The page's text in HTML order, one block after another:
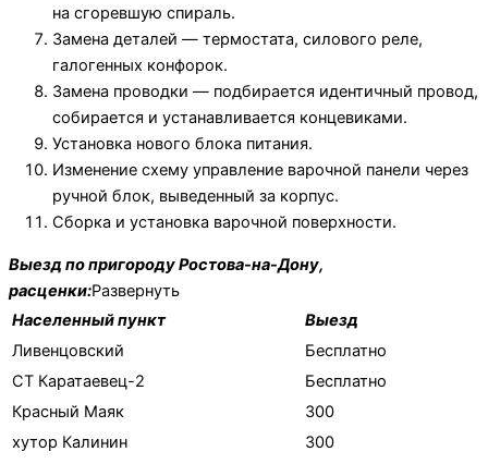
на сгоревшую спираль.
Замена деталей — термостата, силового реле,
галогенных конфорок.
Замена проводки — подбирается идентичный провод,
собирается и устанавливается концевиками.
Установка нового блока питания.
Изменение схему управление варочной панели через
ручной блок, выведенный за корпус.
Сборка и установка варочной поверхности.
Выезд по пригороду Ростова-на-Дону,
расценки:Развернуть
Населенный пункт
Выезд
Ливенцовский
Бесплатно
СТ Каратаевец-2
Бесплатно
Красный Маяк
300
хутор Калинин
300